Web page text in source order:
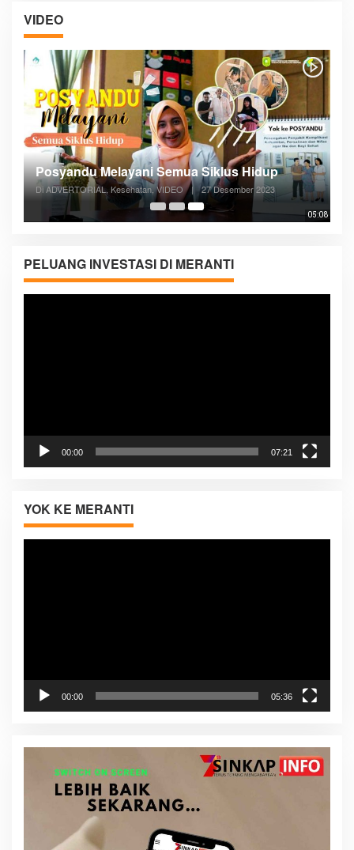
VIDEO
05:08
Posyandu Melayani Semua Siklus Hidup
Di ADVERTORIAL, Kesehatan, VIDEO | 27 Desember 2023
PELUANG INVESTASI DI MERANTI
00:00 07:21
YOK KE MERANTI
Pemutar
00:00 05:36